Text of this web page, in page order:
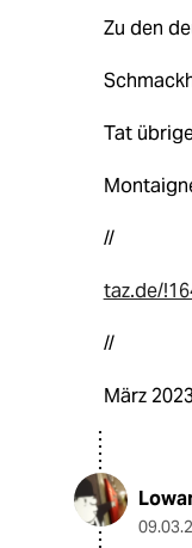
Zu den
Tat
//
taz.de/
//
März